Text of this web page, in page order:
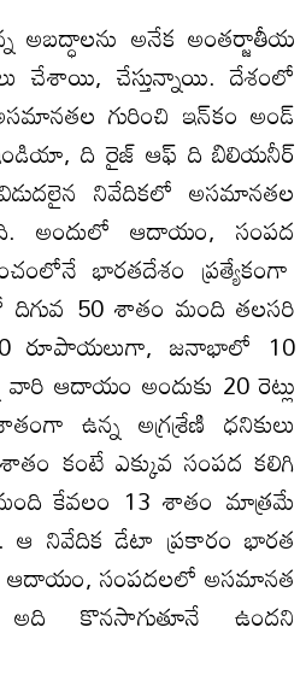
అబద్ధాలను అనేక అంతర్జాతీయ
చేశాయి, చేస్తున్నాయి. దేశంలో
అసమానతల గురించి ఇన్‌కం అండ్‌
ది రైజ్‌ ఆఫ్‌ ది బిలియనీర్‌
నివేదికలో అసమానతల
అందులో ఆదాయం, సంపద
భారతదేశం ప్రత్యేకంగా
50 శాతం మంది తలసరి
రూపాయలుగా, జనాభాలో 10
ఆదాయం అందుకు 20 రెట్లు
ఉన్న అగ్రశ్రేణి ధనికులు
కంటే ఎక్కువ సంపద కలిగి
కేవలం 13 శాతం మాత్రమే
ఆ నివేదిక డేటా ప్రకారం భారత
ఆదాయం, సంపదలలో అసమానత
అది కొనసాగుతూనే ఉందని